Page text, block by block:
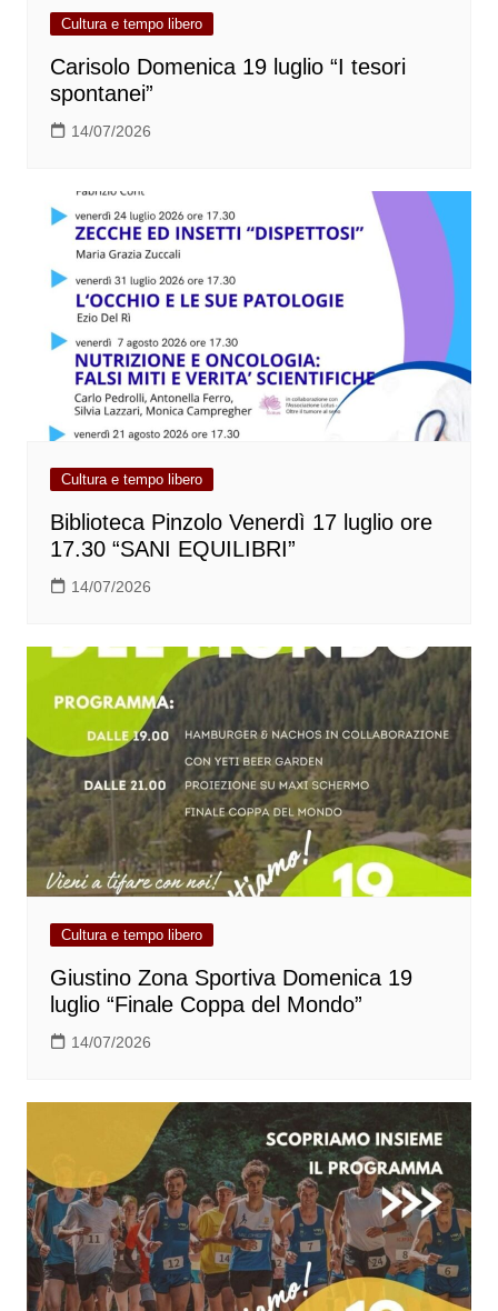
Cultura e tempo libero
Carisolo Domenica 19 luglio “I tesori
spontanei”
14/07/2026
Cultura e tempo libero
Biblioteca Pinzolo Venerdì 17 luglio ore
17.30 “SANI EQUILIBRI”
14/07/2026
Cultura e tempo libero
Giustino Zona Sportiva Domenica 19
luglio “Finale Coppa del Mondo”
14/07/2026